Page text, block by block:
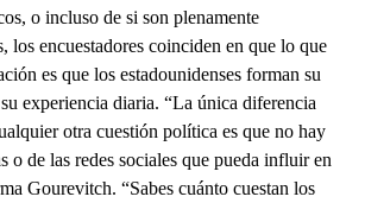
o incluso de si son plenamente
los encuestadores coinciden en que lo que
es que los estadounidenses forman su
experiencia diaria. “La única diferencia
otra cuestión política es que no hay
o de las redes sociales que pueda influir en
Gourevitch. “Sabes cuánto cuestan los